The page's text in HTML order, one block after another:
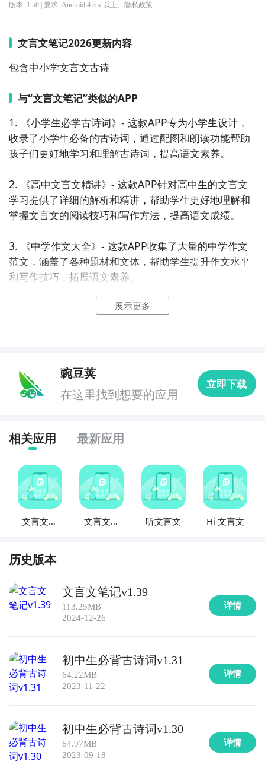
版本: 1.50| 要求: Android 4.3.x 以上、 隐私政策
文言文笔记2026更新内容
包含中小学文言文古诗
与“文言文笔记”类似的APP
1. 《小学生必学古诗词》- 这款APP专为小学生设计，
收录了小学生必备的古诗词，通过配图和朗读功能帮助
孩子们更好地学习和理解古诗词，提高语文素养。
2. 《高中文言文精讲》- 这款APP针对高中生的文言文
学习提供了详细的解析和精讲，帮助学生更好地理解和
掌握文言文的阅读技巧和写作方法，提高语文成绩。
3. 《中学作文大全》- 这款APP收集了大量的中学作文
范文，涵盖了各种题材和文体，帮助学生提升作文水平
和写作技巧，拓展语文素养。
4. 《古文阅读大师》- 这款APP提供了大量古代文学名
5. 《语文知识百科全书》- 这款APP涵盖了语文学科的
各个方面的知识点，包括诗词、文言文、现代文等，通
过图文结合的方式，全面展示语文知识，帮助学生巩固
6. 《作文写作助手》- 这款APP提供了丰富的写作素材
和写作技巧，帮助学生解决写作难题，提高写作水平和
表达能力，是学生们的作文写作得力助手。
7. 《古文词典》- 这款APP收录了大量的古文词汇和短
语，提供了详细的解释和用法示例，帮助学生更好地理
8. 《古代文学名篇导读》- 这款APP介绍了古代文学的
经典名篇，通过详细的讲解和解析，帮助学生更好地理
解和欣赏古代文学作品，提高文学素养。
快速掌握和记忆语文知识，提高应试能力。
10. 《古代散文选读》- 这款APP收录了各个时期的古代
好地理解和欣赏古代散文，提高阅读和理解能力。
展示更多
豌豆荚
在这里找到想要的应用
立即下载
相关应用 最新应用
文言文宝
文言文复
听文言文 Hi 文言文
历史版本
文言文笔记v1.39
113.25MB
2024-12-26
详情
初中生必背古诗词v1.31
64.22MB
2023-11-22
详情
初中生必背古诗词v1.30
64.97MB
2023-09-18
详情